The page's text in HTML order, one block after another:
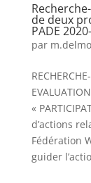
de deux
PADE
par
«
d’actions
Fédération
guider